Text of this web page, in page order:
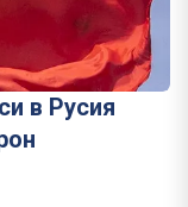
в Русия